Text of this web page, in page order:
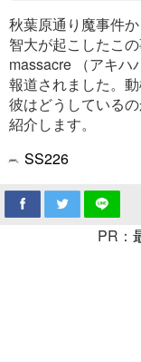
秋葉原通り魔事件
智大が起こしたこ
massacre （アキ
報道されました。
彼はどうしている
紹介します。
SS226
PR：